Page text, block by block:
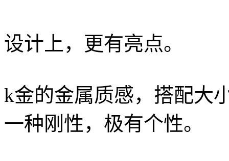
设计上，更有亮点。
k金的金属质感，搭配大
一种刚性，极有个性。